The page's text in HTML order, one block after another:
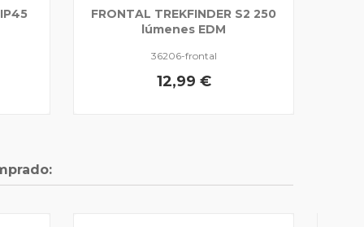
FRONTAL TREKFINDER S2 250
lúmenes EDM
36206-frontal
12,99 €